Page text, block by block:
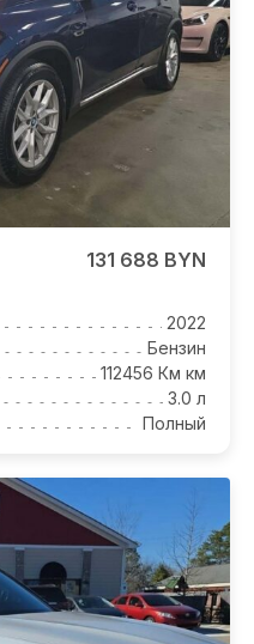
131 688 BYN
2022
Бензин
112456 Км км
3.0 л
Полный